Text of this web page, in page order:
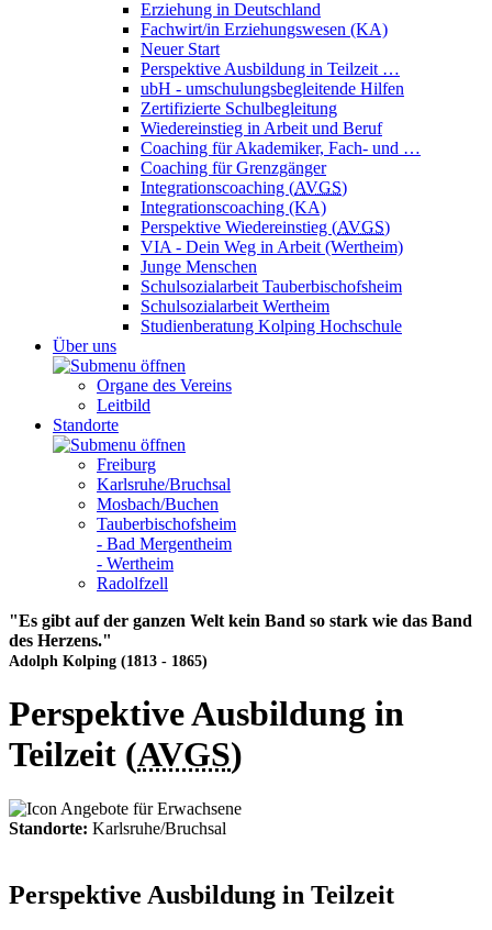
Erziehung in Deutschland
Fachwirt/in Erziehungswesen (KA)
Neuer Start
Perspektive Ausbildung in Teilzeit …
ubH - umschulungsbegleitende Hilfen
Zertifizierte Schulbegleitung
Wiedereinstieg in Arbeit und Beruf
Coaching für Akademiker, Fach- und …
Coaching für Grenzgänger
Integrationscoaching (AVGS)
Integrationscoaching (KA)
Perspektive Wiedereinstieg (AVGS)
VIA - Dein Weg in Arbeit (Wertheim)
Junge Menschen
Schulsozialarbeit Tauberbischofsheim
Schulsozialarbeit Wertheim
Studienberatung Kolping Hochschule
Über uns
Organe des Vereins
Leitbild
Standorte
Freiburg
Karlsruhe/Bruchsal
Mosbach/Buchen
Tauberbischofsheim
- Bad Mergentheim
- Wertheim
Radolfzell
"Es gibt auf der ganzen Welt kein Band so stark wie das Band
des Herzens."
Adolph Kolping (1813 - 1865)
Perspektive Ausbildung in
Teilzeit (AVGS)
Standorte: Karlsruhe/Bruchsal
Perspektive Ausbildung in Teilzeit